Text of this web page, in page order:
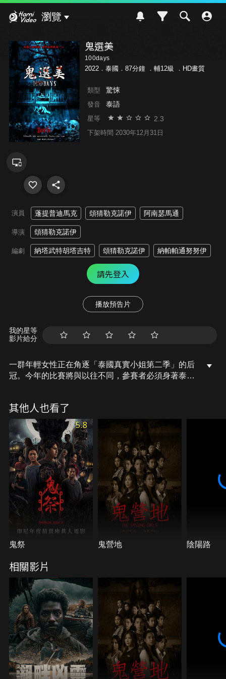
瀏覽
鬼選美
100days
2022．泰國．87分鐘 ． 輔12級 ．HD畫質
類型 驚悚
發音 泰語
星等 2.3
下架時間 2030年12月31日
演員 蓬提普迪馬克 頌猜勒克諾伊 阿南瑟馬通
導演 頌猜勒克諾伊
編劇 納塔武特胡塔吉特 頌猜勒克諾伊 納帕帕通努努伊
請先登入
播放預告片
我的星等
影片給分
一群年輕女性正在角逐「泰國真實小姐第二季」的后
冠。今年的比賽將與以往不同，參賽者必須身著泰國
一點：成為一名倖存者。最終，最堅韌的一位將獲得
一千萬泰銖，成為贏家。然而，她們幾乎不知道，在
這片森林裡，她們並非孤身一人。
其他人也看了
5.8
鬼祭 鬼營地 陰陽路
相關影片